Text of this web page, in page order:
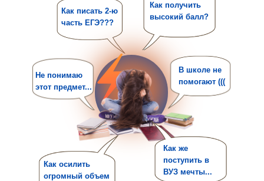
Как получить
высокий балл?
В школе не
помогают (((
Как писать 2-ю
часть ЕГЭ???
Как же
поступить в
ВУЗ мечты...
Как осилить
огромный объем
Не понимаю
этот предмет...